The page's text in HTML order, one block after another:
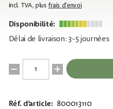
incl. TVA, plusfrais d'envoi
Disponibilité:
Délai de livraison: 3-5 journées
Réf. d’article: 800013110